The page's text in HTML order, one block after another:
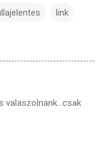
link
valaszolnank...csak